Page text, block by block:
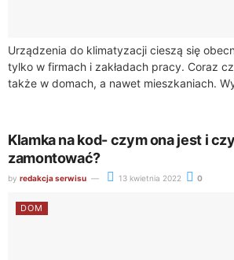
Urządzenia do klimatyzacji cieszą się
tylko w firmach i zakładach pracy. Coraz
także w domach, a nawet mieszkaniach.
Klamka na kod- czym ona jest i
zamontować?
by redakcja serwisu 13 kwietnia 2022 0
DOM